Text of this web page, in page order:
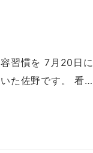
習慣を 7⽉20⽇に
た佐野です。 看…